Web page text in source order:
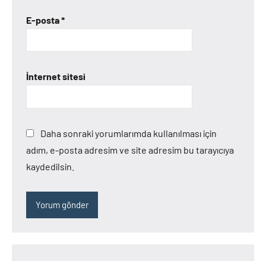
E-posta*
İnternet sitesi
Daha sonraki yorumlarımda kullanılması için
adım, e-posta adresim ve site adresim bu tarayıcıya
kaydedilsin.